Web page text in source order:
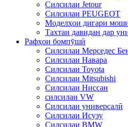
Силсилаи Jetour
Силсилаи PEUGEOT
Моделҳои дигари
Тахтаи давидан дар
Рафҳои бомпӯшӣ
Силсилаи Мерседес
Силсилаи Навара
Силсилаи Toyota
Силсилаи Mitsubishi
Силсилаи Ниссан
силсилаи VW
Силсилаи универсалӣ
Силсилаи Исузу
Силсилаи BMW